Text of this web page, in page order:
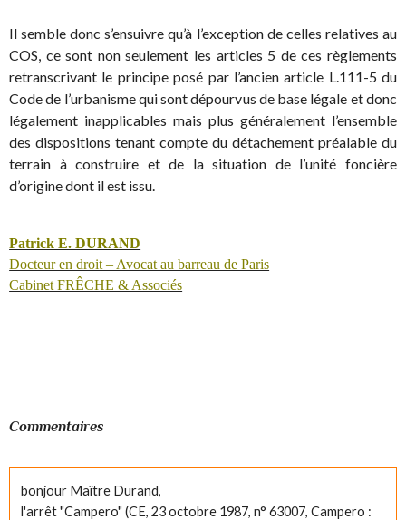
Il semble donc s’ensuivre qu’à l’exception de celles relatives au
COS, ce sont non seulement les articles 5 de ces règlements
retranscrivant le principe posé par l’ancien article L.111-5 du
Code de l’urbanisme qui sont dépourvus de base légale et donc
légalement inapplicables mais plus généralement l’ensemble
des dispositions tenant compte du détachement préalable du
terrain à construire et de la situation de l’unité foncière
d’origine dont il est issu.
Patrick E. DURAND
Docteur en droit – Avocat au barreau de Paris
Cabinet FRÊCHE & Associés
Commentaires
bonjour Maître Durand,
l'arrêt "Campero" (CE, 23 octobre 1987, n° 63007, Campero :